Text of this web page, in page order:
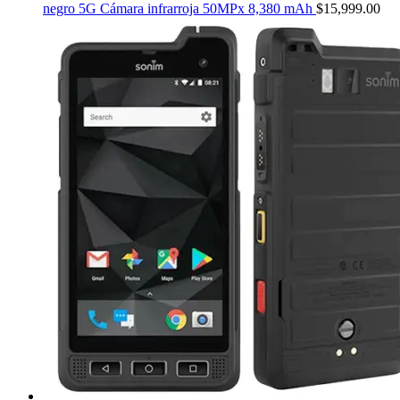
negro 5G Cámara infrarroja 50MPx 8,380 mAh $15,999.00